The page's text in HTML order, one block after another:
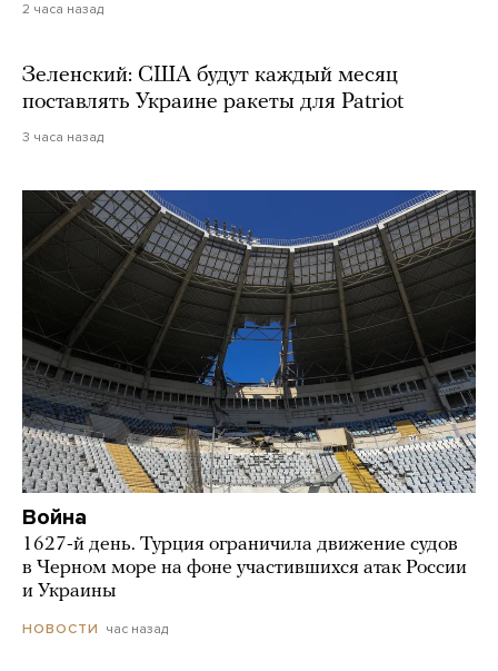
2 часа назад
Зеленский: США будут каждый месяц
поставлять Украине ракеты для Patriot
3 часа назад
Война
1627-й день. Турция ограничила движение судов
в Черном море на фоне участившихся атак России
и Украины
НОВОСТИ час назад